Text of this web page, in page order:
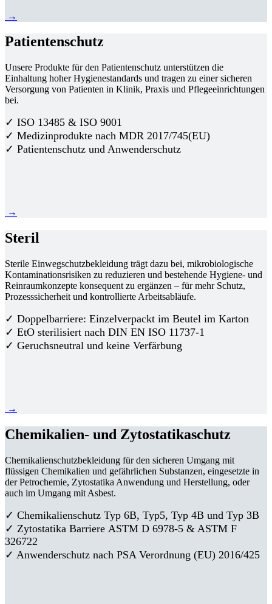
→
Patientenschutz
Unsere Produkte für den Patientenschutz unterstützen die
Einhaltung hoher Hygienestandards und tragen zu einer sicheren
Versorgung von Patienten in Klinik, Praxis und Pflegeeinrichtungen
bei.
✓ ISO 13485 & ISO 9001
✓ Medizinprodukte nach MDR 2017/745(EU)
✓ Patientenschutz und Anwenderschutz
→
Steril
Sterile Einwegschutzbekleidung trägt dazu bei, mikrobiologische
Kontaminationsrisiken zu reduzieren und bestehende Hygiene- und
Reinraumkonzepte konsequent zu ergänzen – für mehr Schutz,
Prozesssicherheit und kontrollierte Arbeitsabläufe.
✓ Doppelbarriere: Einzelverpackt im Beutel im Karton
✓ EtO sterilisiert nach DIN EN ISO 11737-1
✓ Geruchsneutral und keine Verfärbung
→
Chemikalien- und Zytostatikaschutz
Chemikalienschutzbekleidung für den sicheren Umgang mit
flüssigen Chemikalien und gefährlichen Substanzen, eingesetzte in
der Petrochemie, Zytostatika Anwendung und Herstellung, oder
auch im Umgang mit Asbest.
✓ Chemikalienschutz Typ 6B, Typ5, Typ 4B und Typ 3B
✓ Zytostatika Barriere ASTM D 6978-5 & ASTM F
326722
✓ Anwenderschutz nach PSA Verordnung (EU) 2016/425